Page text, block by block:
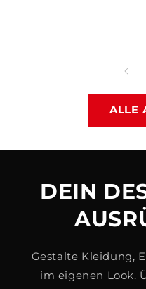
ALLE
DEIN
Gestalte Kleidung,
im eigenen Look.